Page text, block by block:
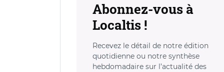
Abonnez-vous à
Localtis !
Recevez le détail de notre édition
quotidienne ou notre synthèse
hebdomadaire sur l’actualité des